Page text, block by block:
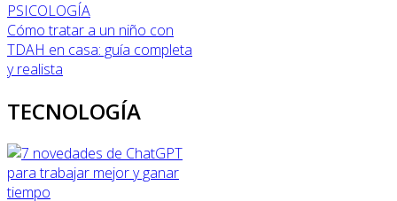
PSICOLOGÍA
Cómo tratar a un niño con
TDAH en casa: guía completa
y realista
TECNOLOGÍA